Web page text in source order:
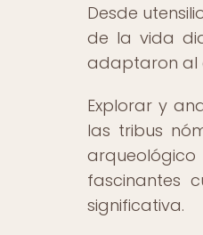
Desde
de la vida
adaptaron al
Explorar y
las tribus
fascinantes
significativa.